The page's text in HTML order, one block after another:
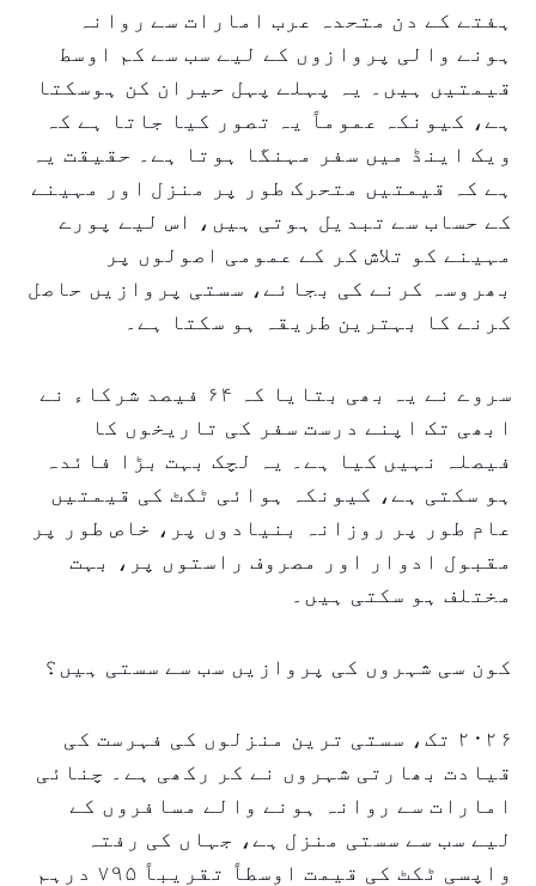
ہفتے کے دن متحدہ عرب امارات سے روانہ
ہونے والی پروازوں کے لیے سب سے کم اوسط
قیمتیں ہیں۔ یہ پہلے پہل حیران کن ہوسکتا
ہے، کیونکہ عموماً یہ تصور کیا جاتا ہے کہ
ویک اینڈ میں سفر مہنگا ہوتا ہے۔ حقیقت یہ
ہے کہ قیمتیں متحرک طور پر منزل اور مہینے
کے حساب سے تبدیل ہوتی ہیں، اس لیے پورے
مہینے کو تلاش کر کے عمومی اصولوں پر
بھروسہ کرنے کی بجائے، سستی پروازیں حاصل
کرنے کا بہترین طریقہ ہو سکتا ہے۔
سروے نے یہ بھی بتایا کہ ۶۴ فیصد شرکاء نے
ابھی تک اپنے درست سفر کی تاریخوں کا
فیصلہ نہیں کیا ہے۔ یہ لچک بہت بڑا فائدہ
ہو سکتی ہے، کیونکہ ہوائی ٹکٹ کی قیمتیں
عام طور پر روزانہ بنیادوں پر، خاص طور پر
مقبول ادوار اور مصروف راستوں پر، بہت
مختلف ہو سکتی ہیں۔
کون سی شہروں کی پروازیں سب سے سستی ہیں؟
۲۰۲۶ تک، سستی ترین منزلوں کی فہرست کی
قیادت بھارتی شہروں نے کر رکھی ہے۔ چنائی
امارات سے روانہ ہونے والے مسافروں کے
لیے سب سے سستی منزل ہے، جہاں کی رفتہ
واپسی ٹکٹ کی قیمت اوسطاً تقریباً ۷۹۵ درہم